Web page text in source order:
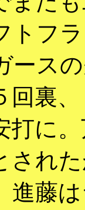
トフ
ース
回裏
打に
され
進藤